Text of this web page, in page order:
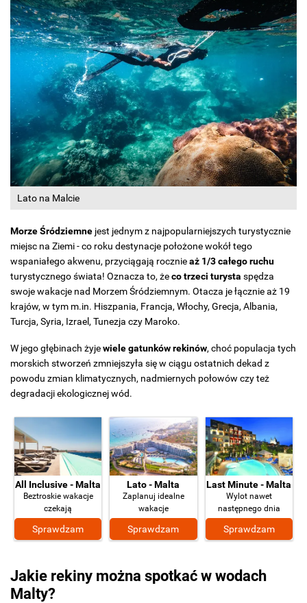
Lato na Malcie
Morze Śródziemne jest jednym z najpopularniejszych turystycznie
miejsc na Ziemi - co roku destynacje położone wokół tego
wspaniałego akwenu, przyciągają rocznieaż 1/3 całego ruchu
turystycznego świata! Oznacza to, żeco trzeci turysta spędza
swoje wakacje nad Morzem Śródziemnym. Otacza je łącznie aż 19
krajów, w tym m.in. Hiszpania, Francja, Włochy, Grecja, Albania,
Turcja, Syria, Izrael, Tunezja czy Maroko.
W jego głębinach żyjewiele gatunków rekinów, choć populacja tych
morskich stworzeń zmniejszyła się w ciągu ostatnich dekad z
powodu zmian klimatycznych, nadmiernych połowów czy też
degradacji ekologicznej wód.
All Inclusive - Malta
Beztroskie wakacje
czekają
Sprawdzam
Lato - Malta
Zaplanuj idealne
wakacje
Sprawdzam
Last Minute - Malta
Wylot nawet
następnego dnia
Sprawdzam
Jakie rekiny można spotkać w wodach
Malty?